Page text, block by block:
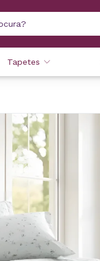
Tapetes